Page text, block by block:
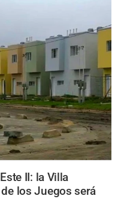
II: la Villa
los Juegos será